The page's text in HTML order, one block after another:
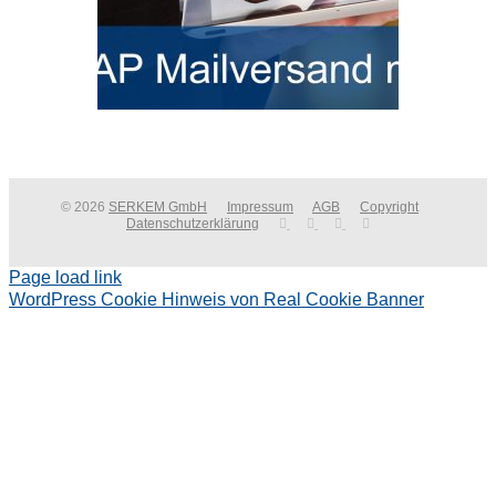
© 2026 SERKEM GmbH Impressum AGB
Copyright
Datenschutzerklärung
Page load link
WordPress Cookie Hinweis von Real Cookie Banner